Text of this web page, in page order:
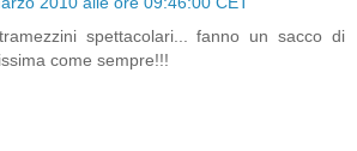
spettacolari... fanno un sacco di
come sempre!!!